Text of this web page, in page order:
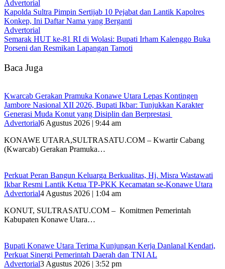
Advertorial
‎Kapolda Sultra Pimpin Sertijab 10 Pejabat dan Lantik Kapolres
Konkep, Ini Daftar Nama yang Berganti
Advertorial
Semarak HUT ke-81 RI di Wolasi: Bupati Irham Kalenggo Buka
Porseni dan Resmikan Lapangan Tamoti
Baca Juga
‎Kwarcab Gerakan Pramuka Konawe Utara Lepas Kontingen
Jambore Nasional XII 2026, Bupati Ikbar: Tunjukkan Karakter
Generasi Muda Konut yang Disiplin dan Berprestasi ‎
Advertorial6 Agustus 2026 | 9:44 am
KONAWE UTARA,SULTRASATU.COM – Kwartir Cabang
(Kwarcab) Gerakan Pramuka…
‎Perkuat Peran Bangun Keluarga Berkualitas, Hj. Misra Wastawati
Ikbar Resmi Lantik Ketua TP-PKK Kecamatan se-Konawe Utara
Advertorial4 Agustus 2026 | 1:04 am
‎KONUT, SULTRASATU.COM – Komitmen Pemerintah
Kabupaten Konawe Utara…
Bupati Konawe Utara Terima Kunjungan Kerja Danlanal Kendari,
Perkuat Sinergi Pemerintah Daerah dan TNI AL
Advertorial3 Agustus 2026 | 3:52 pm